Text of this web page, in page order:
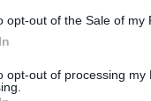
opt-out of the Sale of my
opt-out of processing my
τον
και